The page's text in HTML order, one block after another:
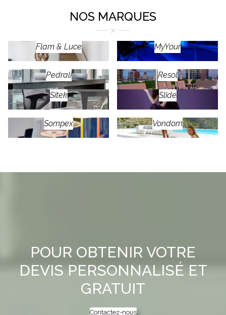
NOS MARQUES
Flam & Luce MyYour
Pedrali Resol
Sitek Slide
Sompex Vondom
POUR OBTENIR VOTRE
DEVIS PERSONNALISÉ ET
GRATUIT
Contactez-nous